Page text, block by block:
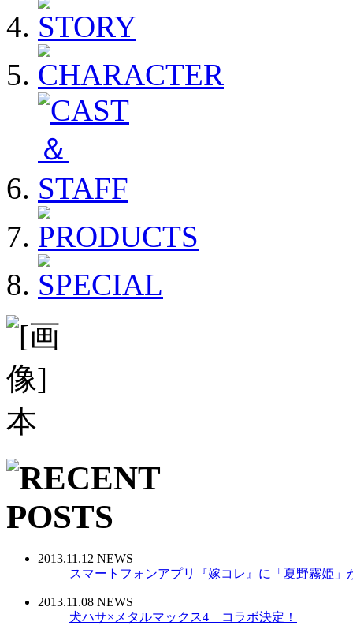
2013.11.12 NEWS
スマートフォンアプリ『嫁コレ』に「夏野霧姫」
2013.11.08 NEWS
犬ハサ×メタルマックス4 コラボ決定！